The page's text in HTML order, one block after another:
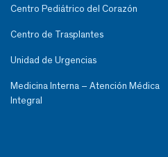
Centro Pediátrico del Corazón
Centro de Trasplantes
Unidad de Urgencias
Medicina Interna – Atención Médica
Integral